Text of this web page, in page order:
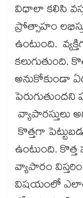
విధాలా కలిసి
ప్రోత్సాహం
ఉంటుంది.
కలుగుతుంది.
అనుకోకుండా
పెరుగుతుందని
వ్యాపారస్తులు
కొత్తగా
ఉంటుంది.
వ్యాపారం
విషయంలో